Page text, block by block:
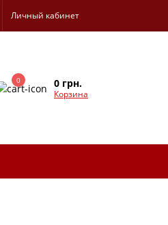
Личный кабинет
0 0 грн.
Корзина